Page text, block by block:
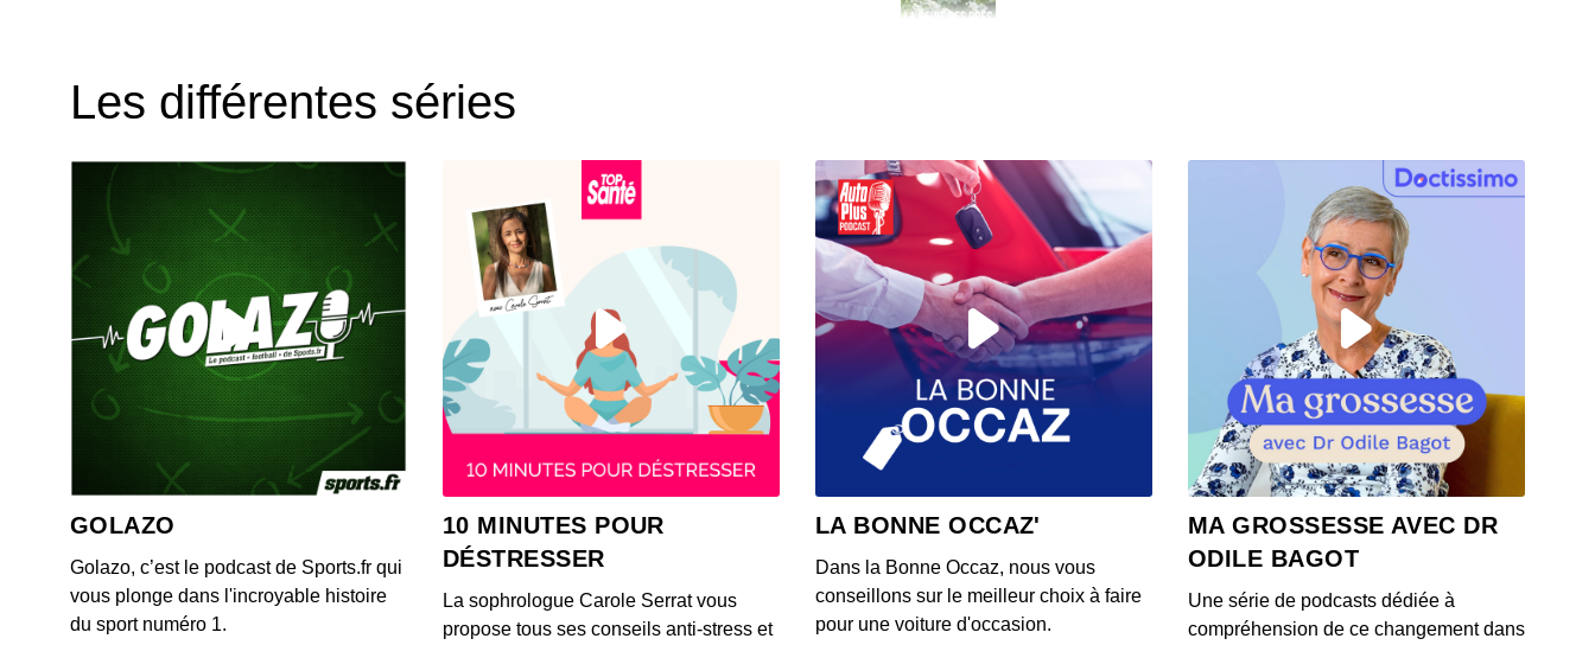
2: L'aloe vera
00:08:13 - IL Y A 5 ANS
7: Le romarin
00:10:51 - IL Y A 5 ANS
5: Le curcuma
00:11:22 - IL Y A 5 ANS
00:08:25 - IL Y A 5 ANS
9: Le shiso (basilic japonais)
Les différentes séries
GOLAZO
Golazo, c’est le podcast de Sports.fr qui
vous plonge dans l'incroyable histoire
du sport numéro 1.
10 MINUTES POUR
DÉSTRESSER
La sophrologue Carole Serrat vous
propose tous ses conseils anti-stress et
LA BONNE OCCAZ'
Dans la Bonne Occaz, nous vous
conseillons sur le meilleur choix à faire
pour une voiture d'occasion.
MA GROSSESSE AVEC DR
ODILE BAGOT
Une série de podcasts dédiée à
compréhension de ce changement dans